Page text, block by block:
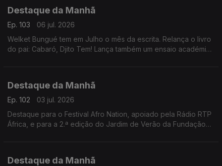
Destaque da Manhã
Ep. 103
06 jul. 2026
Welket Bungué tem em Julho o mês da escrita. Relança o livro
do pai: Cabaró, Djito Tem! Lança também um ensaio académico
Destaque da Manhã
Ep. 102
03 jul. 2026
Destaque para o Festival Afro Nation, apoiado pela Rádio RTP
África, e para a 2.ª edição do Jardim de Verão da Fundação
Destaque da Manhã